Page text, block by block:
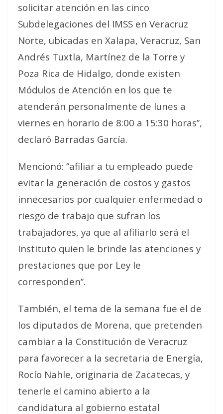
solicitar atención en las cinco
Subdelegaciones del IMSS en Veracruz
Norte, ubicadas en Xalapa, Veracruz, San
Andrés Tuxtla, Martínez de la Torre y
Poza Rica de Hidalgo, donde existen
Módulos de Atención en los que te
atenderán personalmente de lunes a
viernes en horario de 8:00 a 15:30 horas’’,
declaró Barradas García.
Mencionó: ‘‘afiliar a tu empleado puede
evitar la generación de costos y gastos
innecesarios por cualquier enfermedad o
riesgo de trabajo que sufran los
trabajadores, ya que al afiliarlo será el
Instituto quien le brinde las atenciones y
prestaciones que por Ley le
corresponden’’.
También, el tema de la semana fue el de
los diputados de Morena, que pretenden
cambiar a la Constitución de Veracruz
para favorecer a la secretaria de Energía,
Rocío Nahle, originaria de Zacatecas, y
tenerle el camino abierto a la
candidatura al gobierno estatal